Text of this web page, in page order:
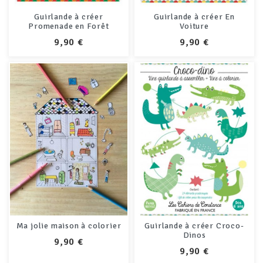
Guirlande à créer
Promenade en Forêt
PRIX
9,90 €
Guirlande à créer En
Voiture
PRIX
9,90 €
Ma jolie maison à colorier
PRIX
9,90 €
Guirlande à créer Croco-
Dinos
PRIX
9,90 €